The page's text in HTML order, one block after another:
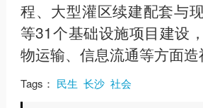
程、大型灌区续建配套与
等31个基础设施项目建设
物运输、信息流通等方面造
Tags： 民生 长沙 社会